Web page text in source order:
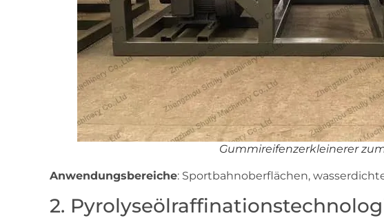
Gummireifenzerkleinerer
Anwendungsbereiche: Sportbahnoberflächen,
2.